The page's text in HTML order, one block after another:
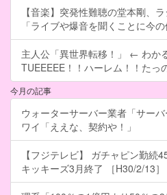
【音楽】突発性難聴の堂本剛、
「ライブや爆音を聞くことに今
主人公「異世界転移！」 ← わ
TUEEEEE！！ハーレム！！たっ
今月の記事
ウォーターサーバー業者「サー
ワイ「ええな、契約や！」
【フジテレビ】 ガチャピン勤
キッキーズ3月終了 ［H30/2/13］